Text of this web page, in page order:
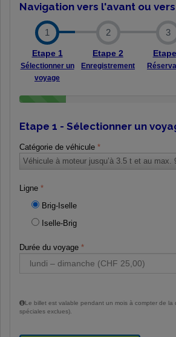
Navigation vers l'avant ou
1
Etape 1
Sélectionner un
voyage
2
Etape 2
Enregistrement
3
Etape 1 - Sélectionner un
Catégorie de véhicule
Ligne
Brig-Iselle
Iselle-Brig
Durée du voyage
Le billet est valable pendant un mois à compter de la
spéciales exclues).